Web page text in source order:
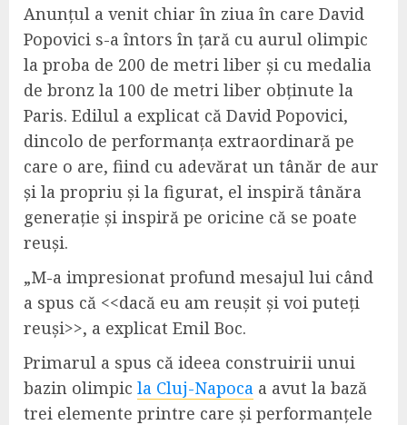
Anunțul a venit chiar în ziua în care David
Popovici s-a întors în țară cu aurul olimpic
la proba de 200 de metri liber și cu medalia
de bronz la 100 de metri liber obținute la
Paris. Edilul a explicat că David Popovici,
dincolo de performanța extraordinară pe
care o are, fiind cu adevărat un tânăr de aur
și la propriu și la figurat, el inspiră tânăra
generație și inspiră pe oricine că se poate
reuși.
„M-a impresionat profund mesajul lui când
a spus că <<dacă eu am reușit și voi puteți
reuși>>, a explicat Emil Boc.
Primarul a spus că ideea construirii unui
bazin olimpic la Cluj-Napoca a avut la bază
trei elemente printre care și performanțele